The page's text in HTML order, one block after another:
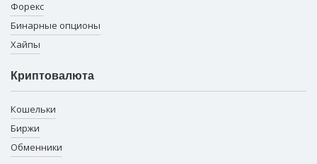
Форекс
Бинарные опционы
Хайпы
Криптовалюта
Кошельки
Биржи
Обменники